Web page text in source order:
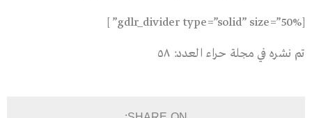
[gdlr_divider type=”solid” size=”50%” ]
تم نشره في مجلة حراء العدد: ٥٨